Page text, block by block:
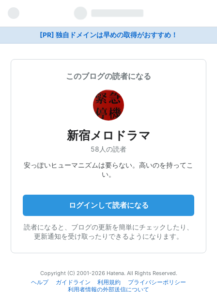
[PR] 独自ドメインは早めの取得がおすすめ！
このブログの読者になる
新宿メロドラマ
58人の読者
安っぽいヒューマニズムは要らない。高いのを持ってこ
い。
ログインして読者になる
読者になると、ブログの更新を簡単にチェックしたり、
更新通知を受け取ったりできるようになります。
Copyright (C) 2001-2026 Hatena. All Rights Reserved.
ヘルプ
ガイドライン 利用規約
プライバシーポリシー
利用者情報の外部送信について